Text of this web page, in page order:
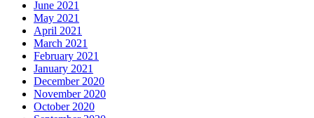
June 2021
May 2021
April 2021
March 2021
February 2021
January 2021
December 2020
November 2020
October 2020